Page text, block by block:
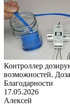
Контроллер
возможностей.
Благодарности
17.05.2026
Алексей